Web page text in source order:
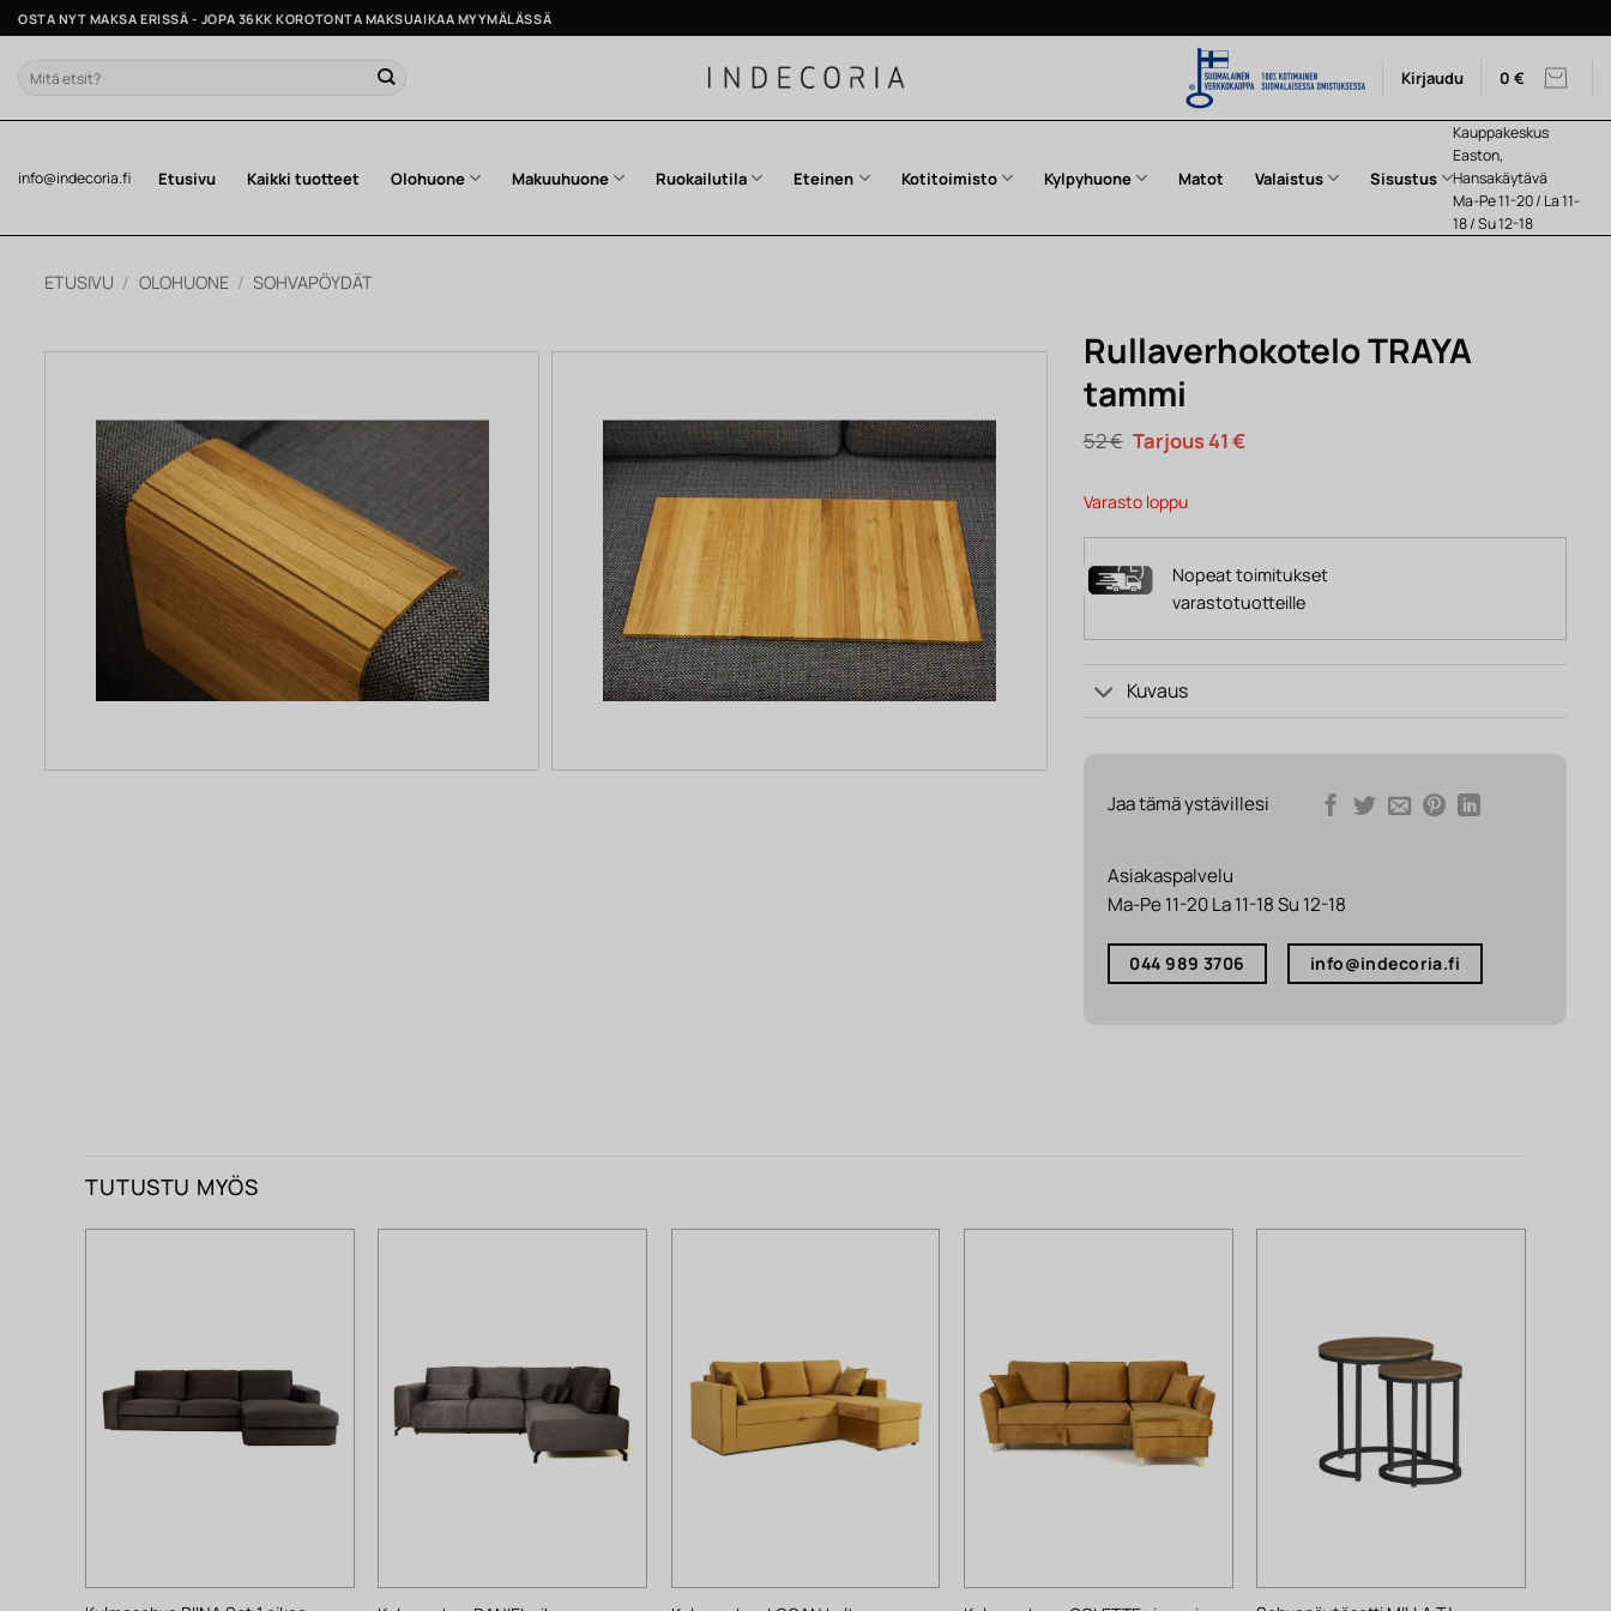
Skip
to
content
OSTA NYT MAKSA ERISSÄ - JOPA 36KK KOROTONTA MAKSUAIKAA MYYMÄLÄSSÄ
Etsi: Kirjaudu 0 €
info@indecoria.fi Etusivu Kaikki tuotteet Olohuone Makuuhuone Ruokailutila Eteinen Kotitoimisto Kylpyhuone Matot Valaistus Sisustus
Kauppakeskus
Easton,
Hansakäytävä
Ma-Pe 11-20 / La 11-
18 / Su 12-18
ETUSIVU / OLOHUONE / SOHVAPÖYDÄT
Rullaverhokotelo TRAYA
tammi
52€ Alkuperäinen
hinta
52 €.
41€Nykyinen
Varasto loppu
Nopeat toimitukset
varastotuotteille
Kuvaus
Jaa tämä ystävillesi
Asiakaspalvelu
Ma-Pe 11-20 La 11-18 Su 12-18
044 989 3706 info@indecoria.fi
TUTUSTU MYÖS